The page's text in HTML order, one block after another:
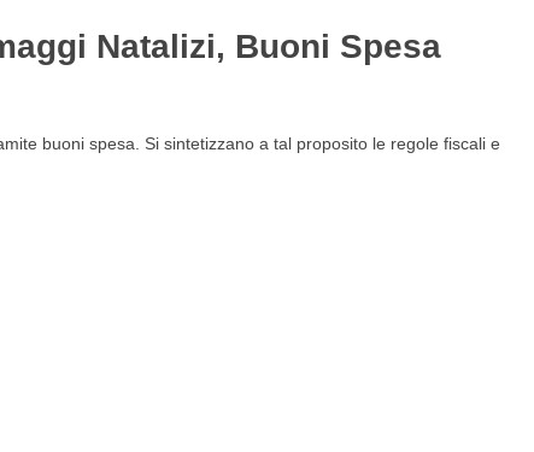
Lavora con noi
Natalizi, Buoni Spesa
buoni spesa. Si sintetizzano a tal proposito le regole fiscali e